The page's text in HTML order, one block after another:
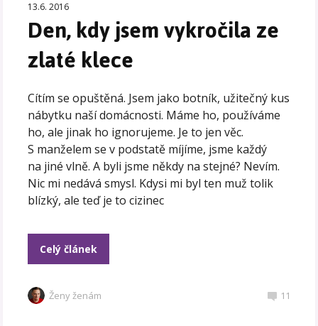
13.6. 2016
Den, kdy jsem vykročila ze
zlaté klece
Cítím se opuštěná. Jsem jako botník, užitečný kus
nábytku naší domácnosti. Máme ho, používáme
ho, ale jinak ho ignorujeme. Je to jen věc.
S manželem se v podstatě míjíme, jsme každý
na jiné vlně. A byli jsme někdy na stejné? Nevím.
Nic mi nedává smysl. Kdysi mi byl ten muž tolik
blízký, ale teď je to cizinec
Celý článek
Ženy ženám 11